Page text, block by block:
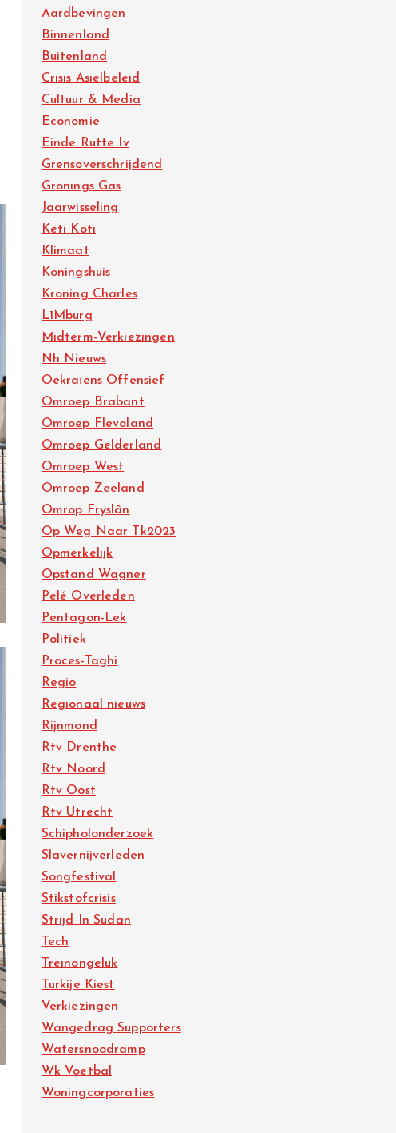
Aardbevingen
Binnenland
Buitenland
Crisis Asielbeleid
Cultuur & Media
Economie
Einde Rutte Iv
Grensoverschrijdend
Gronings Gas
Jaarwisseling
Keti Koti
Klimaat
Koningshuis
Kroning Charles
L1Mburg
Midterm-Verkiezingen
Nh Nieuws
Oekraïens Offensief
Omroep Brabant
Omroep Flevoland
Omroep Gelderland
Omroep West
Omroep Zeeland
Omrop Fryslân
Op Weg Naar Tk2023
Opmerkelijk
Opstand Wagner
Pelé Overleden
Pentagon-Lek
Politiek
Proces-Taghi
Regio
Regionaal nieuws
Rijnmond
Rtv Drenthe
Rtv Noord
Rtv Oost
Rtv Utrecht
Schipholonderzoek
Slavernijverleden
Songfestival
Stikstofcrisis
Strijd In Sudan
Tech
Treinongeluk
Turkije Kiest
Verkiezingen
Wangedrag Supporters
Watersnoodramp
Wk Voetbal
Woningcorporaties